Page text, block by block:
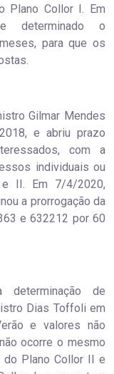
Plano Collor I. Em
determinado o
para que os
Gilmar Mendes
e abriu prazo
com a
individuais ou
II. Em 7/4/2020,
a prorrogação da
e 632212 por 60
determinação de
Dias Toffoli em
e valores não
ocorre o mesmo
Plano Collor II e